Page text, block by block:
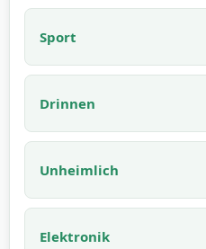
Sport
Drinnen
Unheimlich
Elektronik